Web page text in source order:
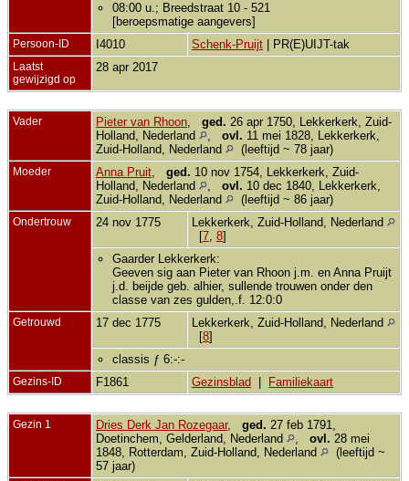
08:00 u.; Breedstraat 10 - 521
[beroepsmatige aangevers]
Persoon-ID I4010 Schenk-Pruijt | PR(E)UIJT-tak
Laatst
gewijzigd op
28 apr 2017
Vader Pieter van Rhoon, ged. 26 apr 1750, Lekkerkerk, Zuid-
Holland, Nederland
, ovl. 11 mei 1828, Lekkerkerk,
Zuid-Holland, Nederland
(leeftijd ~ 78 jaar)
Moeder Anna Pruit, ged. 10 nov 1754, Lekkerkerk, Zuid-
Holland, Nederland
, ovl. 10 dec 1840, Lekkerkerk,
Zuid-Holland, Nederland
(leeftijd ~ 86 jaar)
Ondertrouw 24 nov 1775
Lekkerkerk, Zuid-Holland, Nederland
[7, 8]
Gaarder Lekkerkerk:
Geeven sig aan Pieter van Rhoon j.m. en Anna Pruijt
j.d. beijde geb. alhier, sullende trouwen onder den
classe van zes gulden,.f. 12:0:0
Getrouwd 17 dec 1775
Lekkerkerk, Zuid-Holland, Nederland
[8]
classis ƒ 6:-:-
Gezins-ID F1861 Gezinsblad Familiekaart
Gezin 1 Dries Derk Jan Rozegaar, ged. 27 feb 1791,
Doetinchem, Gelderland, Nederland
, ovl. 28 mei
1848, Rotterdam, Zuid-Holland, Nederland
(leeftijd ~
57 jaar)